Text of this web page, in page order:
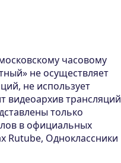
часовому
не осуществляет
не использует
видеоархив трансляций
только
в официальных
Rutube, Одноклассники